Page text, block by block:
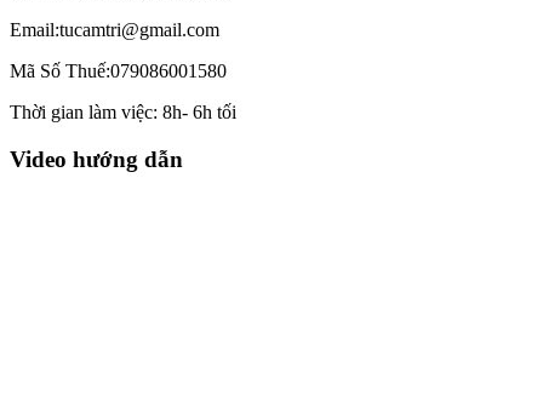
Email:tucamtri@gmail.com
Mã Số Thuế:079086001580
Thời gian làm việc: 8h- 6h tối
Video hướng dẫn